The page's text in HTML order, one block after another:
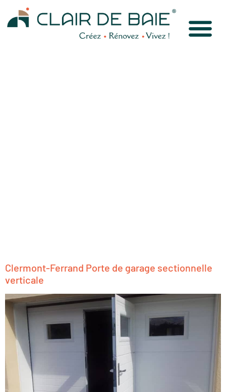
Clermont-Ferrand Porte de garage sectionnelle
verticale